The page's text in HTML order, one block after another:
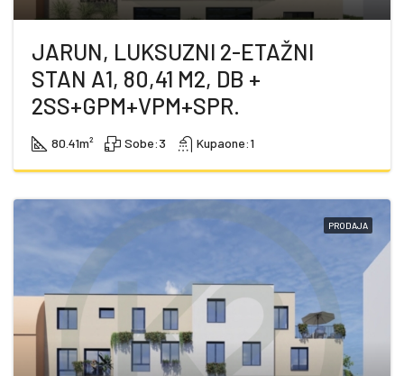
JARUN, LUKSUZNI 2-ETAŽNI
STAN A1, 80,41 M2, DB +
2SS+GPM+VPM+SPR.
80.41m² Sobe:3 Kupaone:1
PRODAJA